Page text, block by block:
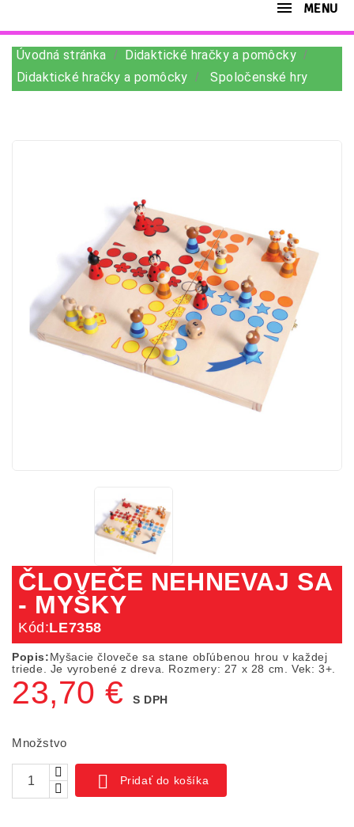
MENU
Úvodná stránka
Didaktické hračky a pomôcky
Didaktické hračky a pomôcky
Spoločenské hry
ČLOVEČE NEHNEVAJ SA
- MYŠKY
Kód:LE7358
Popis:Myšacie človeče sa stane obľúbenou hrou v každej
triede. Je vyrobené z dreva. Rozmery: 27 x 28 cm. Vek: 3+.
23,70 € S DPH
Množstvo
 Pridať do košíka